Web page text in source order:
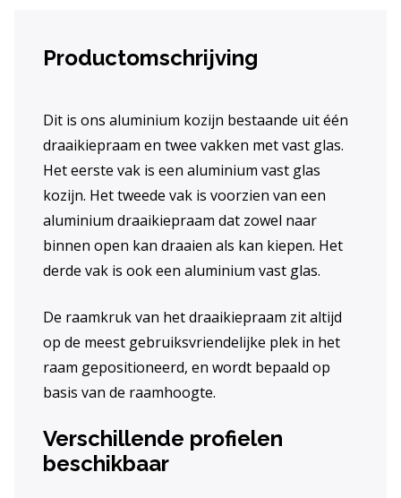
Productomschrijving
Dit is ons aluminium kozijn bestaande uit één
draaikiepraam en twee vakken met vast glas.
Het eerste vak is een aluminium vast glas
kozijn. Het tweede vak is voorzien van een
aluminium draaikiepraam dat zowel naar
binnen open kan draaien als kan kiepen. Het
derde vak is ook een aluminium vast glas.
De raamkruk van het draaikiepraam zit altijd
op de meest gebruiksvriendelijke plek in het
raam gepositioneerd, en wordt bepaald op
basis van de raamhoogte.
Verschillende profielen
beschikbaar